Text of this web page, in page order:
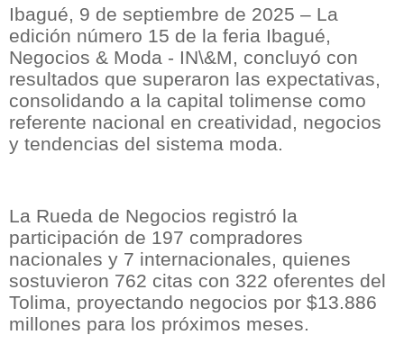
Ibagué, 9 de septiembre de 2025 – La
edición número 15 de la feria Ibagué,
Negocios & Moda - IN\&M, concluyó con
resultados que superaron las expectativas,
consolidando a la capital tolimense como
referente nacional en creatividad, negocios
y tendencias del sistema moda.
La Rueda de Negocios registró la
participación de 197 compradores
nacionales y 7 internacionales, quienes
sostuvieron 762 citas con 322 oferentes del
Tolima, proyectando negocios por $13.886
millones para los próximos meses.